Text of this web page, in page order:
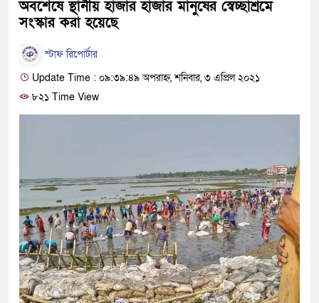
অবশেষে স্থানীয় হাজার হাজার মানুষের স্বেচ্ছাশ্রমে
সংস্কার করা হয়েছে
স্টাফ রিপোর্টার
Update Time : ০৯:৩৯:৪৯ অপরাহ্ন, শনিবার, ৩ এপ্রিল ২০২১
৮২১ Time View